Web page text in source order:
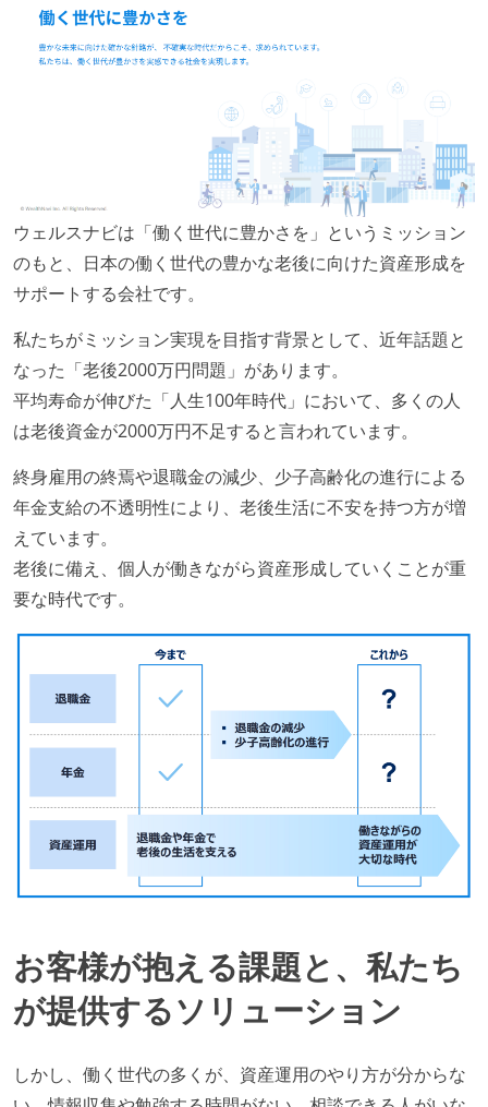
ウェルスナビは「働く世代に豊かさを」というミッション
のもと、日本の働く世代の豊かな老後に向けた資産形成を
サポートする会社です。
私たちがミッション実現を目指す背景として、近年話題と
なった「老後2000万円問題」があります。
平均寿命が伸びた「人生100年時代」において、多くの人
は老後資金が2000万円不足すると言われています。
終身雇用の終焉や退職金の減少、少子高齢化の進行による
年金支給の不透明性により、老後生活に不安を持つ方が増
えています。
老後に備え、個人が働きながら資産形成していくことが重
要な時代です。
お客様が抱える課題と、私たち
が提供するソリューション
しかし、働く世代の多くが、資産運用のやり方が分からな